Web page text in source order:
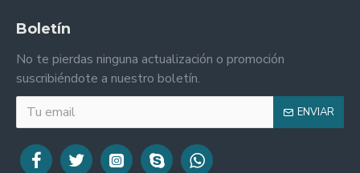
Boletín
No te pierdas ninguna actualización o promoción
suscribiéndote a nuestro boletín.
ENVIAR